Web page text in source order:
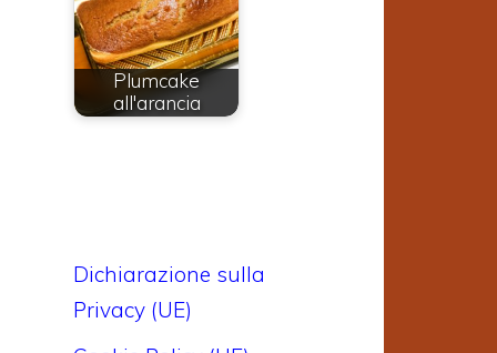
Plumcake
all'arancia
Dichiarazione sulla
Privacy (UE)